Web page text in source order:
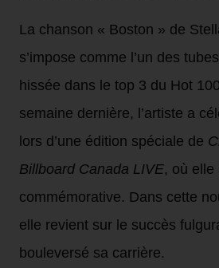
La chanson « Boston » de
s’impose comme l’un des
hissée dans le top 3 du Hot
semaine dernière, l’artiste a
lors d’une édition spéciale de
Billboard Canada LIVE, où elle
commémorative. Dans cette
elle revient sur le succès
bouleversé sa carrière.